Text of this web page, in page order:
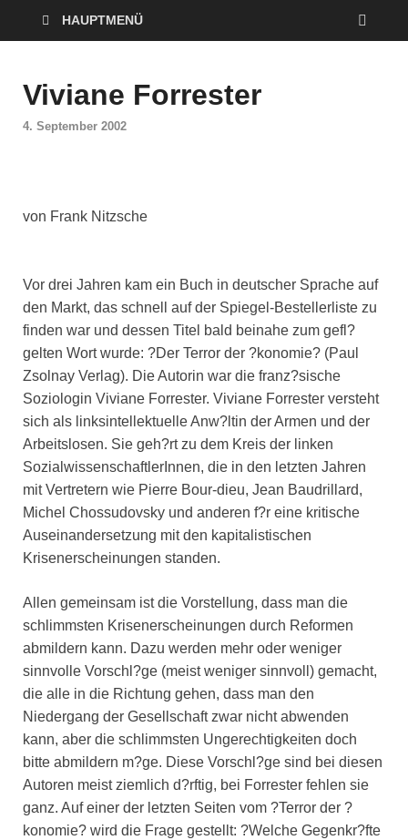
HAUPTMENÜ
Viviane Forrester
4. September 2002
von Frank Nitzsche
Vor drei Jahren kam ein Buch in deutscher Sprache auf
den Markt, das schnell auf der Spiegel-Bestellerliste zu
finden war und dessen Titel bald beinahe zum gefl?
gelten Wort wurde: ?Der Terror der ?konomie? (Paul
Zsolnay Verlag). Die Autorin war die franz?sische
Soziologin Viviane Forrester. Viviane Forrester versteht
sich als linksintellektuelle Anw?ltin der Armen und der
Arbeitslosen. Sie geh?rt zu dem Kreis der linken
SozialwissenschaftlerInnen, die in den letzten Jahren
mit Vertretern wie Pierre Bour-dieu, Jean Baudrillard,
Michel Chossudovsky und anderen f?r eine kritische
Auseinandersetzung mit den kapitalistischen
Krisenerscheinungen standen.
Allen gemeinsam ist die Vorstellung, dass man die
schlimmsten Krisenerscheinungen durch Reformen
abmildern kann. Dazu werden mehr oder weniger
sinnvolle Vorschl?ge (meist weniger sinnvoll) gemacht,
die alle in die Richtung gehen, dass man den
Niedergang der Gesellschaft zwar nicht abwenden
kann, aber die schlimmsten Ungerechtigkeiten doch
bitte abmildern m?ge. Diese Vorschl?ge sind bei diesen
Autoren meist ziemlich d?rftig, bei Forrester fehlen sie
ganz. Auf einer der letzten Seiten vom ?Terror der ?
konomie? wird die Frage gestellt: ?Welche Gegenkr?fte